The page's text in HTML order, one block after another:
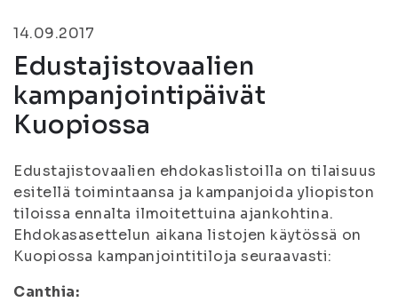
14.09.2017
Edustajistovaalien
kampanjointipäivät
Kuopiossa
Edustajistovaalien ehdokaslistoilla on tilaisuus
esitellä toimintaansa ja kampanjoida yliopiston
tiloissa ennalta ilmoitettuina ajankohtina.
Ehdokasasettelun aikana listojen käytössä on
Kuopiossa kampanjointitiloja seuraavasti:
Canthia: